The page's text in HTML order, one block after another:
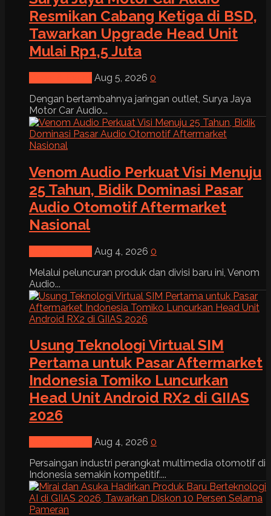
Resmikan Cabang Ketiga di BSD,
Tawarkan Upgrade Head Unit
Mulai Rp1,5 Juta
Aug 5, 2026 0
Dengan bertambahnya jaringan outlet, Surya Jaya
Motor Car Audio...
Venom Audio Perkuat Visi Menuju
25 Tahun, Bidik Dominasi Pasar
Audio Otomotif Aftermarket
Nasional
Aug 4, 2026 0
Melalui peluncuran produk dan divisi baru ini, Venom
Audio...
Usung Teknologi Virtual SIM
Pertama untuk Pasar Aftermarket
Indonesia Tomiko Luncurkan
Head Unit Android RX2 di GIIAS
2026
Aug 4, 2026 0
Persaingan industri perangkat multimedia otomotif di
Indonesia semakin kompetitif....